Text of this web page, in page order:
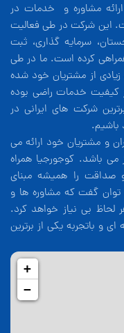
مشاوره و خدمات در
آغاز نموده است. این شرکت در طی فعالیت
سرمایه گذاری، ثبت
کرده است. ما در طی
از مشتریان خود شده
کیفیت خدمات راضی بوده
شرکت های ایرانی در
باشیم.
و مشتریان خود ارائه می
باشد. کوجورجیا همراه
را همیشه مبنای
گفت که مشاوره ها و
بی نیاز خواهد کرد.
و باتجربه یکی از برترین
+
−